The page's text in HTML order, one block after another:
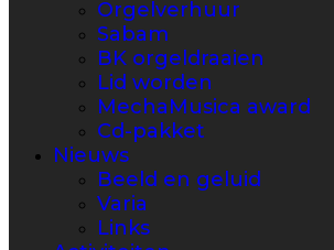
Orgelverhuur
Sabam
BK orgeldraaien
Lid worden
MechaMusica award
Cd-pakket
Nieuws
Beeld en geluid
Varia
Links